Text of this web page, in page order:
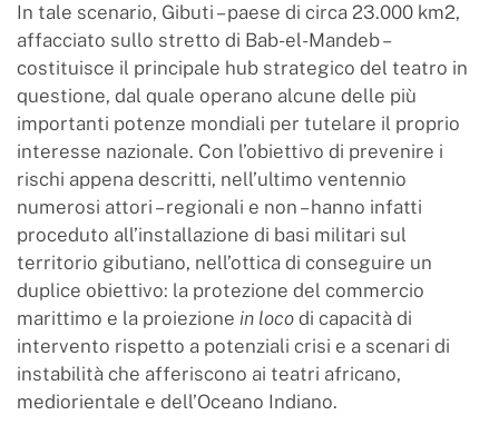
In tale scenario, Gibuti – paese di circa 23.000 km2,
affacciato sullo stretto di Bab-el-Mandeb –
costituisce il principale hub strategico del teatro in
questione, dal quale operano alcune delle più
importanti potenze mondiali per tutelare il proprio
interesse nazionale. Con l’obiettivo di prevenire i
rischi appena descritti, nell’ultimo ventennio
numerosi attori – regionali e non – hanno infatti
proceduto all’installazione di basi militari sul
territorio gibutiano, nell’ottica di conseguire un
duplice obiettivo: la protezione del commercio
marittimo e la proiezione in loco di capacità di
intervento rispetto a potenziali crisi e a scenari di
instabilità che afferiscono ai teatri africano,
mediorientale e dell’Oceano Indiano.